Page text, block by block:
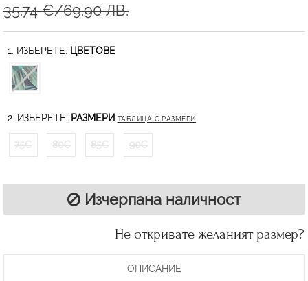
35.74 €/69.90 ЛВ.
1. ИЗБЕРЕТЕ: ЦВЕТОВЕ
2. ИЗБЕРЕТЕ: РАЗМЕРИ ТАБЛИЦА С РАЗМЕРИ
75C 80C 85C 90C
Изчерпана наличност
Не откривате желаният размер?
ОПИСАНИЕ